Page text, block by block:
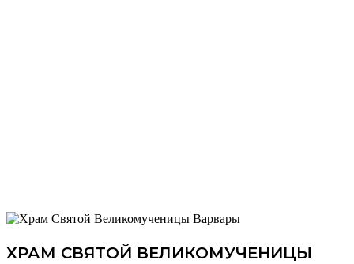
ХРАМ СВЯТОЙ ВЕЛИКОМУЧЕНИЦЫ